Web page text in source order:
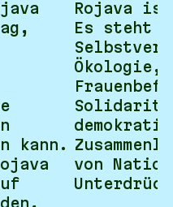
kann.
Rojava
Es steht
Ökologie,
von